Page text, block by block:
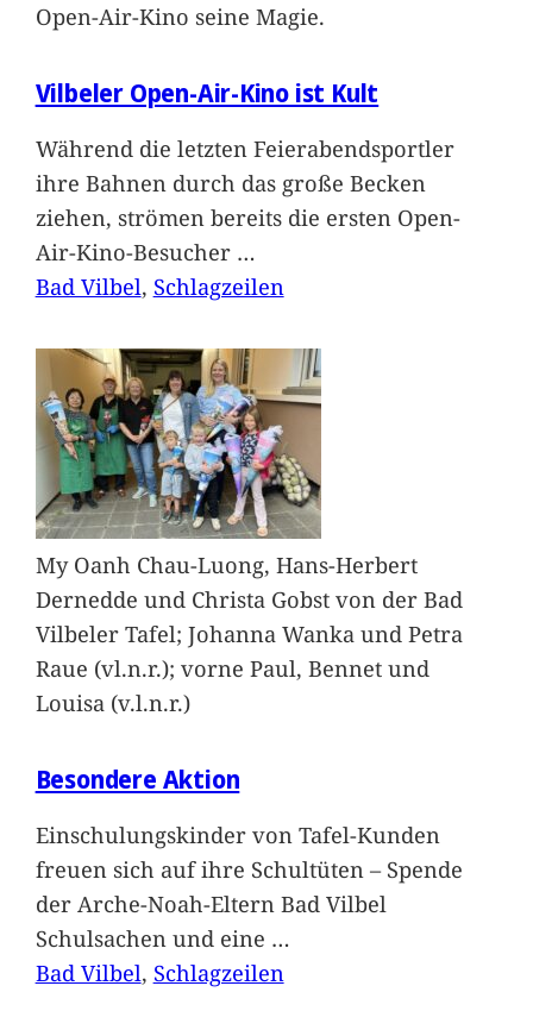
Open-Air-Kino seine Magie.
Vilbeler Open-Air-Kino ist Kult
Während die letzten Feierabendsportler
ihre Bahnen durch das große Becken
ziehen, strömen bereits die ersten Open-
Air-Kino-Besucher …
Bad Vilbel, Schlagzeilen
My Oanh Chau-Luong, Hans-Herbert
Dernedde und Christa Gobst von der Bad
Vilbeler Tafel; Johanna Wanka und Petra
Raue (vl.n.r.); vorne Paul, Bennet und
Louisa (v.l.n.r.)
Besondere Aktion
Einschulungskinder von Tafel-Kunden
freuen sich auf ihre Schultüten – Spende
der Arche-Noah-Eltern Bad Vilbel
Schulsachen und eine …
Bad Vilbel, Schlagzeilen